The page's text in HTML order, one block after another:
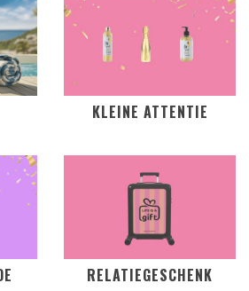
KLEINE ATTENTIE
RELATIEGESCHENK